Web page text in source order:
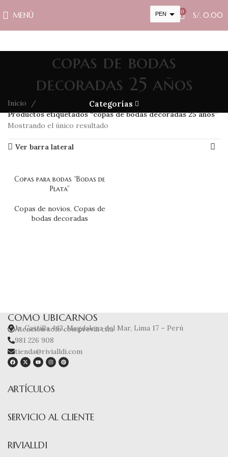
MENÚ PEN
USD
0 S/. 0.00
copas de bodas
decoradas 25 años
Categorías
Inicio
Productos etiquetados “copas de bodas decoradas 25 años”
Mostrando el único resultado
Ver barra lateral
Copas para bodas “Bodas de
Plata”
Copas de novios, Copas de
bodas decoradas
COMO UBICARNOS
Jr. Castilla 443, Magdalena del Mar, Lima 17 – Perú
Atención solo con previa cita
981 226 908
tienda@rivialldi.com
ARTÍCULOS
SERVICIO AL CLIENTE
RIVIALLDI